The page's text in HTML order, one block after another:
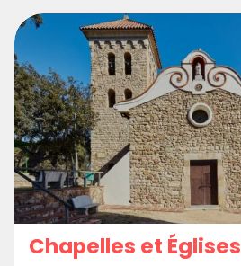
Chapelles et Églises